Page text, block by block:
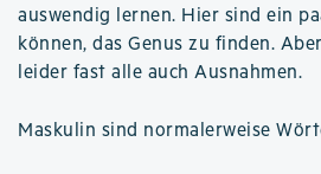
auswendig lernen. Hier sind ein
können, das Genus zu finden.
leider fast alle auch Ausnahmen.
Maskulin sind normalerweise